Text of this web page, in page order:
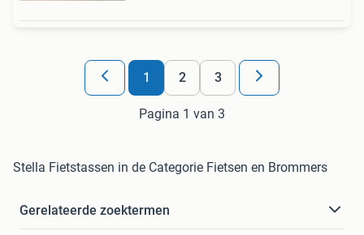
1 2 3
Pagina 1 van 3
Stella Fietstassen in de Categorie Fietsen en Brommers
Gerelateerde zoektermen